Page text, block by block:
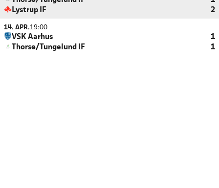
Lystrup IF
2
14. APR.19:00
VSK Aarhus
1
Thorsø/Tungelund IF
1